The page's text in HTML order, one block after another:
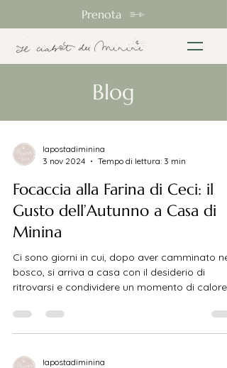
Prenota
Blog
lapostadiminina
3 nov 2024
Tempo di lettura: 3 min
Focaccia alla Farina di Ceci: il
Gusto dell’Autunno a Casa di
Minina
Ci sono giorni in cui, dopo aver camminato nel
bosco, si arriva a casa con il desiderio di
ritrovarsi e condividere un momento di
lapostadiminina